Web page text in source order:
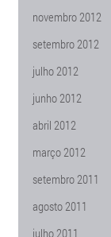
novembro 2012
setembro 2012
julho 2012
junho 2012
abril 2012
março 2012
setembro 2011
agosto 2011
julho 2011